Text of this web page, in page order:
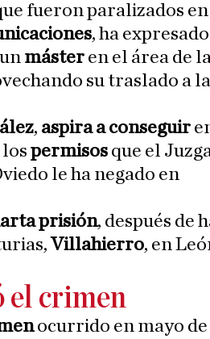
fueron paralizados en
, ha expresado
un máster en el área de
su traslado a la
, aspira a conseguir
permisos que el
le ha negado en
prisión, después de
Villahierro, en
el crimen
ocurrido en mayo de